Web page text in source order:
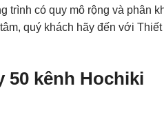
trình có quy mô rộng và phân
quý khách hãy đến với Thiết
50 kênh Hochiki